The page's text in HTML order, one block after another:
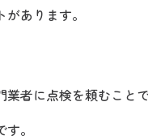
あります。
者に点検を頼むこと
。